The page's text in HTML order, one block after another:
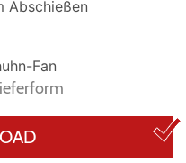
Abschießen
Fan